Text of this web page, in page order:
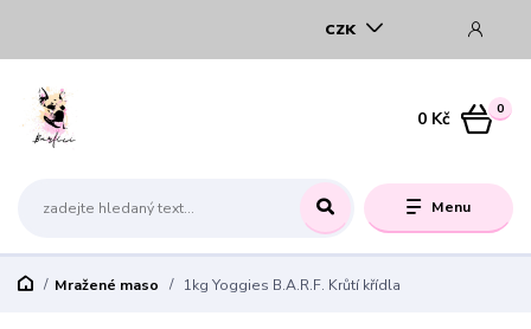
Menu
CZK
0
0 Kč
Mražené maso 1kg Yoggies B.A.R.F. Krůtí křídla